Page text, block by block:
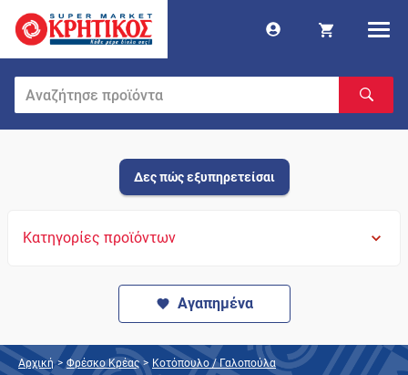
Δες πώς εξυπηρετείσαι
Κατηγορίες προϊόντων
Αγαπημένα
Αρχική > Φρέσκο Κρέας > Κοτόπουλο / Γαλοπούλα